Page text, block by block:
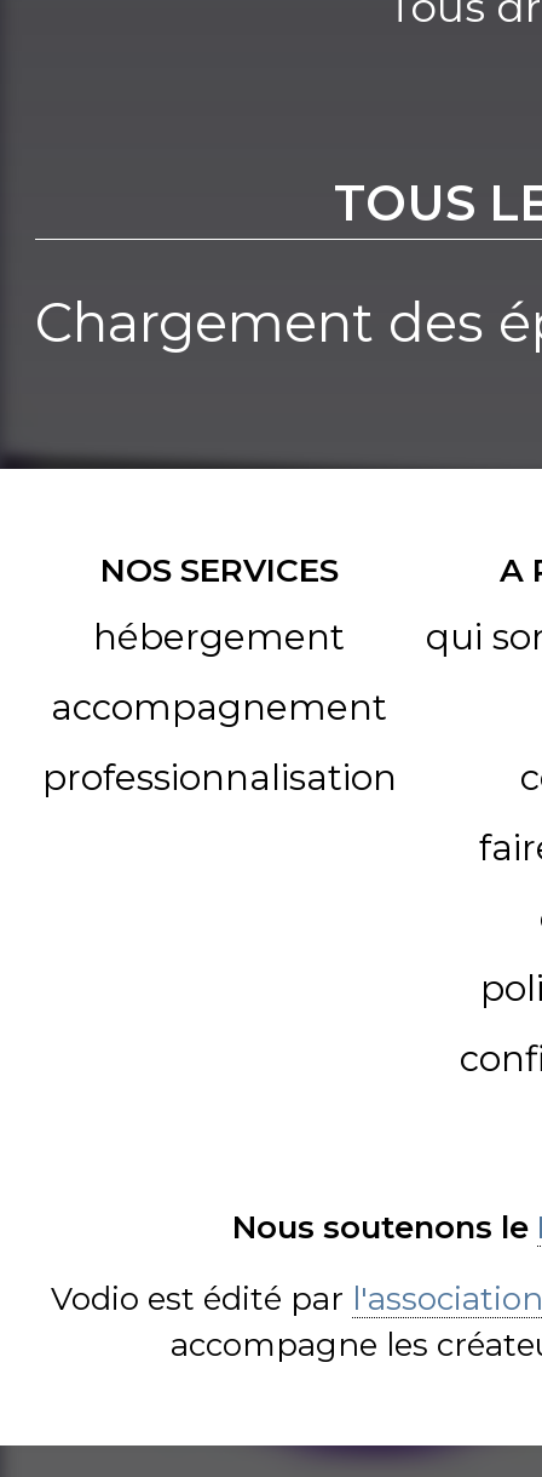
TOUS
Chargement des
NOS SERVICES
hébergement
accompagnement
professionnalisation
A
qui